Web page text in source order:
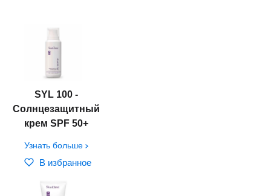
SYL 100 -
Солнцезащитный
крем SPF 50+
Узнать больше
В избранное